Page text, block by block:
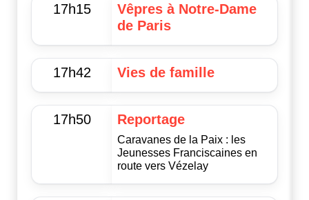
17h15
Vêpres à Notre-Dame
de Paris
17h42 Vies de famille
17h50 Reportage
Caravanes de la Paix : les
Jeunesses Franciscaines en
route vers Vézelay